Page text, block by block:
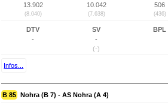
13.902
(8.040)
10.042
(7.638)
506
(436)
DTV
-
SV
-
(-)
BPL
Infos...
B 85 Nohra (B 7) - AS Nohra (A 4)